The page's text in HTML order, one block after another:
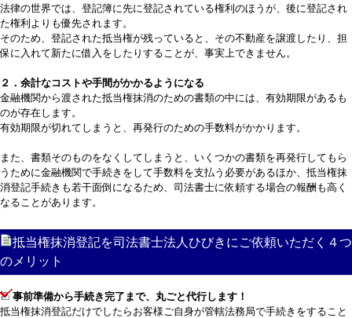
法律の世界では、登記簿に先に登記されている権利のほうが、後に登記され
た権利よりも優先されます。
そのため、登記された抵当権が残っていると、その不動産を譲渡したり、担
保に入れて新たに借入をしたりすることが、事実上できません。
２．余計なコストや手間がかかるようになる
金融機関から渡された抵当権抹消のための書類の中には、有効期限があるも
のが存在します。
有効期限が切れてしまうと、再発行のための手数料がかかります。
また、書類そのものをなくしてしまうと、いくつかの書類を再発行してもら
うために金融機関で手続きをして手数料を支払う必要があるほか、抵当権抹
消登記手続きも若干面倒になるため、司法書士に依頼する場合の報酬も高く
なることがあります。
抵当権抹消登記を司法書士法人ひびきにご依頼いただく４つ
のメリット
事前準備から手続き完了まで、丸ごと代行します！
抵当権抹消登記だけでしたらお客様ご自身が管轄法務局で手続きをすること